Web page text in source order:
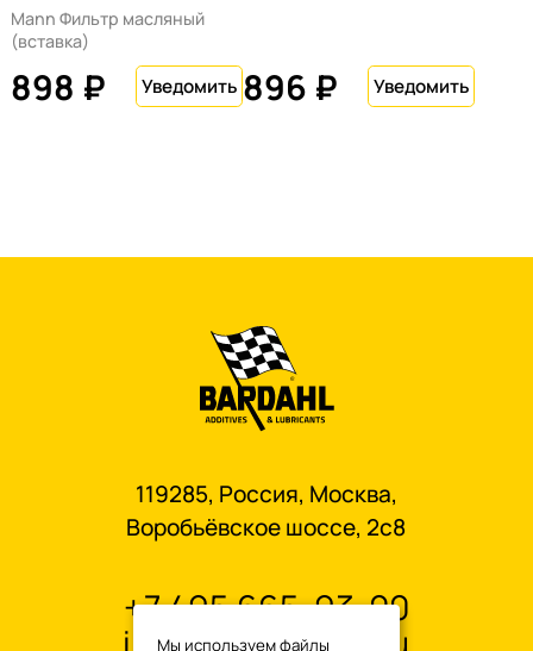
Mann Фильтр масляный
(вставка)
898 ₽ 896 ₽
119285, Россия, Москва,
Воробьёвское шоссе, 2с8
+7 495 665-93-00
Мы используем файлы